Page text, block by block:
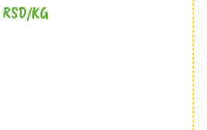
RSD/KG